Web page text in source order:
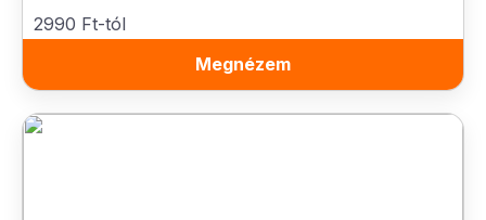
2990 Ft-tól
Megnézem